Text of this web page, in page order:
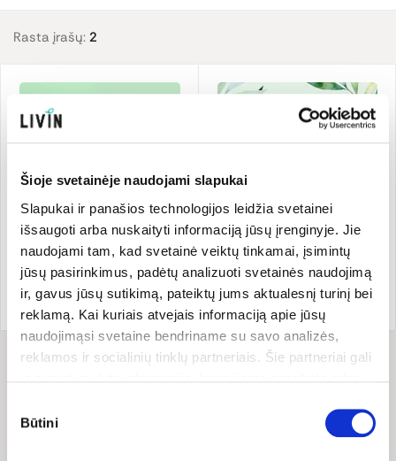
Šioje svetainėje naudojami slapukai
Slapukai ir panašios technologijos leidžia svetainei
išsaugoti arba nuskaityti informaciją jūsų įrenginyje. Jie
naudojami tam, kad svetainė veiktų tinkamai, įsimintų
jūsų pasirinkimus, padėtų analizuoti svetainės naudojimą
ir, gavus jūsų sutikimą, pateiktų jums aktualesnį turinį bei
reklamą. Kai kuriais atvejais informaciją apie jūsų
naudojimąsi svetaine bendriname su savo analizės,
reklamos ir socialinių tinklų partneriais. Šie partneriai gali
pasirinkti, su kuriomis slapukų kategorijomis sutinkate.
Savo sutikimą galite bet kada pakeisti arba atšaukti
pasirinkimas
Būtini
Rasta įrašų: 2
Mityba Pasiūlymai
AUGALINIS SAUSIS: 5
priežastys valgyti daugiau
veganiškų produktų
Mityba Ekologija
Ekologiška: kodėl tai svarbu + 6